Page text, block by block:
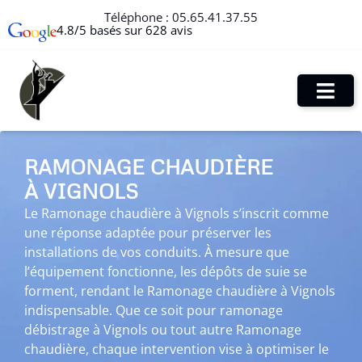
Téléphone : 05.65.41.37.55
4.8/5 basés sur 628 avis
RAMONAGE CHAUDIÈRE
À VIGNOLS
Le Ramonage chaudière à Vignols s’inscrit comme
une réponse adaptée pour préserver les
installations de vos conduits. À mesure que
l’équipement fonctionne, les dépôts de suie se
forment, rendant le Ramonage chaudière à Vignols
indispensable. Que ce soit pour ramonage
débistrage à Vignols ou tout autre Ramonage
chaudière, chaque intervention vise à optimiser le